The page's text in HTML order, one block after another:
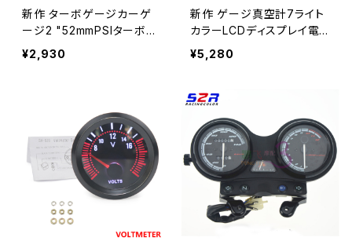
新作 ターボゲージカーゲ
ージ2 "52mmPSIターボブ
ーストゲージカーメーター
オートブルーLEDデジタル
¥2,930
新作 ゲージ真空計7ライト
カラーLCDディスプレイ電
圧付きカーメーターゲージ
62mm2.5インチセンサー付
¥5,280